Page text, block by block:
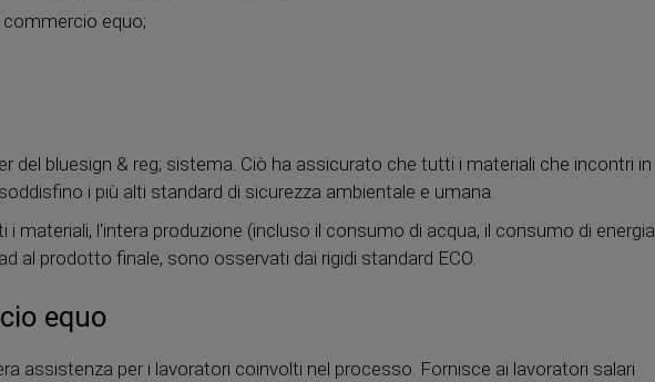
equo;
del bluesign & reg; sistema. Ciò ha assicurato che tutti i materiali che incontri in
i più alti standard di sicurezza ambientale e umana.
materiali, l'intera produzione (incluso il consumo di acqua, il consumo di energia
al prodotto finale, sono osservati dai rigidi standard ECO.
equo
assistenza per i lavoratori coinvolti nel processo. Fornisce ai lavoratori salari